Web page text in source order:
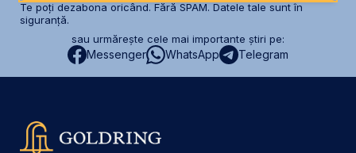
Te poți dezabona oricând. Fără SPAM. Datele tale sunt în
siguranță.
sau urmărește cele mai importante știri pe:
Messenger WhatsApp Telegram